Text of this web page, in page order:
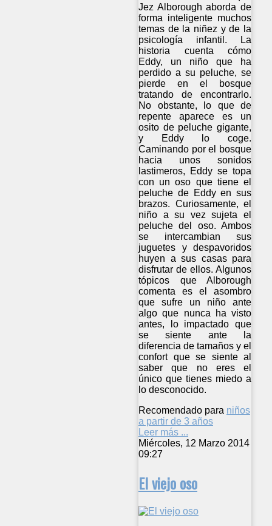
Jez Alborough aborda de
forma inteligente muchos
temas de la niñez y de la
psicología infantil. La
historia cuenta cómo
Eddy, un niño que ha
perdido a su peluche, se
pierde en el bosque
tratando de encontrarlo.
No obstante, lo que de
repente aparece es un
osito de peluche gigante,
y Eddy lo coge.
Caminando por el bosque
hacia unos sonidos
lastimeros, Eddy se topa
con un oso que tiene el
peluche de Eddy en sus
brazos. Curiosamente, el
niño a su vez sujeta el
peluche del oso. Ambos
se intercambian sus
juguetes y despavoridos
huyen a sus casas para
disfrutar de ellos. Algunos
tópicos que Alborough
comenta es el asombro
que sufre un niño ante
algo que nunca ha visto
antes, lo impactado que
se siente ante la
diferencia de tamaños y el
confort que se siente al
saber que no eres el
único que tienes miedo a
lo desconocido.
Recomendado para niños
a partir de 3 años
Leer más ...
Miércoles, 12 Marzo 2014
09:27
El viejo oso